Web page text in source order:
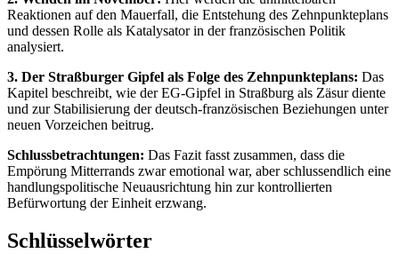
Reaktionen auf den Mauerfall, die Entstehung des Zehnpunkteplans
und dessen Rolle als Katalysator in der französischen Politik
analysiert.
3. Der Straßburger Gipfel als Folge des Zehnpunkteplans: Das
Kapitel beschreibt, wie der EG-Gipfel in Straßburg als Zäsur diente
und zur Stabilisierung der deutsch-französischen Beziehungen unter
neuen Vorzeichen beitrug.
Schlussbetrachtungen: Das Fazit fasst zusammen, dass die
Empörung Mitterrands zwar emotional war, aber schlussendlich eine
handlungspolitische Neuausrichtung hin zur kontrollierten
Befürwortung der Einheit erzwang.
Schlüsselwörter